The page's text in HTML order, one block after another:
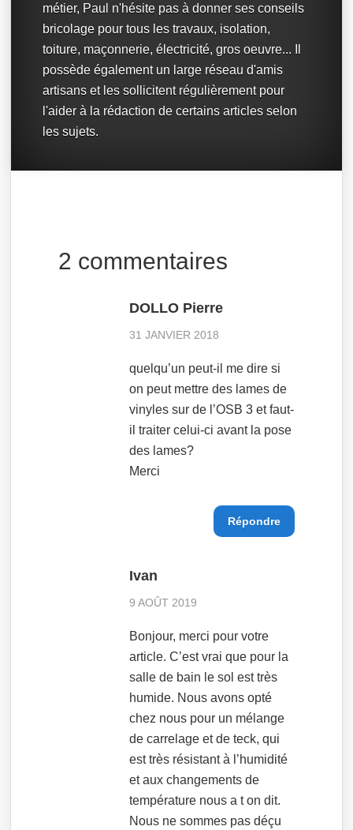
métier, Paul n'hésite pas à donner ses conseils
bricolage pour tous les travaux, isolation,
toiture, maçonnerie, électricité, gros oeuvre... Il
possède également un large réseau d'amis
artisans et les sollicitent régulièrement pour
l'aider à la rédaction de certains articles selon
les sujets.
2 commentaires
DOLLO Pierre
31 JANVIER 2018
quelqu’un peut-il me dire si
on peut mettre des lames de
vinyles sur de l’OSB 3 et faut-
il traiter celui-ci avant la pose
des lames?
Merci
Répondre
Ivan
9 AOÛT 2019
Bonjour, merci pour votre
article. C’est vrai que pour la
salle de bain le sol est très
humide. Nous avons opté
chez nous pour un mélange
de carrelage et de teck, qui
est très résistant à l’humidité
et aux changements de
température nous a t on dit.
Nous ne sommes pas déçu